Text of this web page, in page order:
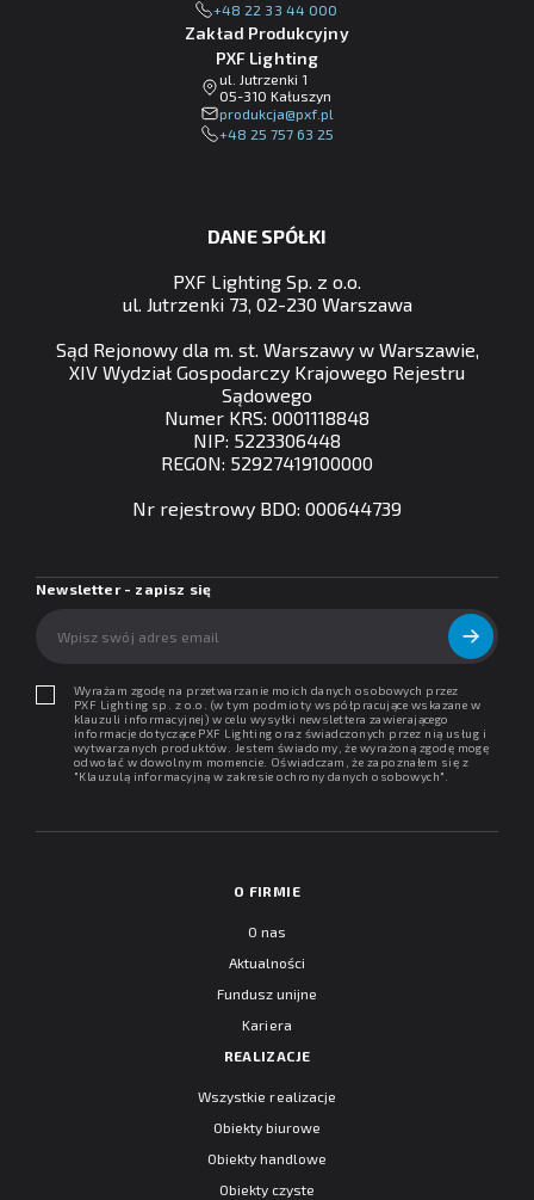
+48 22 33 44 000
Zakład Produkcyjny
PXF Lighting
ul. Jutrzenki 1
05-310 Kałuszyn
lp.fxp@ajckudorp
+48 25 757 63 25
DANE SPÓŁKI
PXF Lighting Sp. z o.o.
ul. Jutrzenki 73, 02-230 Warszawa
Sąd Rejonowy dla m. st. Warszawy w Warszawie,
XIV Wydział Gospodarczy Krajowego Rejestru
Sądowego
Numer KRS: 0001118848
NIP: 5223306448
REGON: 52927419100000
Nr rejestrowy BDO: 000644739
Newsletter - zapisz się
Wyrażam zgodę na przetwarzanie moich danych osobowych przez
PXF Lighting sp. z o.o. (w tym podmioty współpracujące wskazane w
klauzuli informacyjnej) w celu wysyłki newslettera zawierającego
informacje dotyczące PXF Lighting oraz świadczonych przez nią usług i
wytwarzanych produktów. Jestem świadomy, że wyrażoną zgodę mogę
odwołać w dowolnym momencie. Oświadczam, że zapoznałem się z
"Klauzulą informacyjną w zakresie ochrony danych osobowych".
O FIRMIE
O nas
Aktualności
Fundusz unijne
Kariera
REALIZACJE
Wszystkie realizacje
Obiekty biurowe
Obiekty handlowe
Obiekty czyste